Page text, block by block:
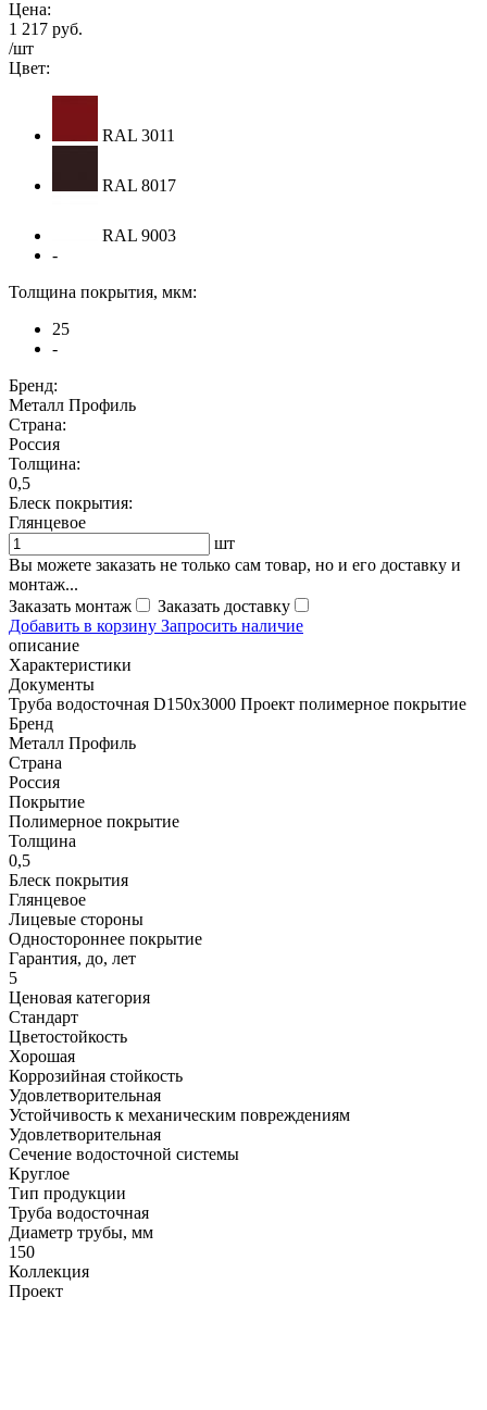
Цена:
1 217 руб.
/шт
Цвет:
RAL 3011
RAL 8017
RAL 9003
-
Толщина покрытия, мкм:
25
-
Бренд:
Металл Профиль
Страна:
Россия
Толщина:
0,5
Блеск покрытия:
Глянцевое
шт
Вы можете заказать не только сам товар, но и его доставку и
монтаж...
Заказать монтаж
Заказать доставку
Добавить в корзину Запросить наличие
описание
Характеристики
Документы
Труба водосточная D150х3000 Проект полимерное покрытие
Бренд
Металл Профиль
Страна
Россия
Покрытие
Полимерное покрытие
Толщина
0,5
Блеск покрытия
Глянцевое
Лицевые стороны
Одностороннее покрытие
Гарантия, до, лет
5
Ценовая категория
Стандарт
Цветостойкость
Хорошая
Коррозийная стойкость
Удовлетворительная
Устойчивость к механическим повреждениям
Удовлетворительная
Сечение водосточной системы
Круглое
Тип продукции
Труба водосточная
Диаметр трубы, мм
150
Коллекция
Проект